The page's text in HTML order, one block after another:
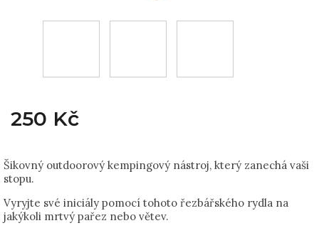
250 Kč
Šikovný outdoorový kempingový nástroj, který zanechá vaši
stopu.
Vyryjte své iniciály pomocí tohoto řezbářského rydla na
jakýkoli mrtvý pařez nebo větev.